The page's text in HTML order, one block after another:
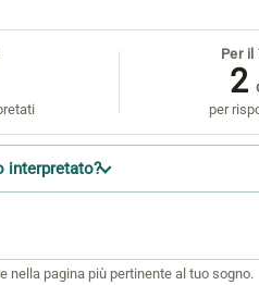
Per il
2
per
interpretato?
nella pagina più pertinente al tuo sogno.